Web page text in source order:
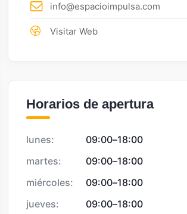
info@espacioimpulsa.com
Visitar Web
Horarios de apertura
lunes: 09:00–18:00
martes:
09:00–18:00
miércoles:
09:00–18:00
jueves:
09:00–18:00